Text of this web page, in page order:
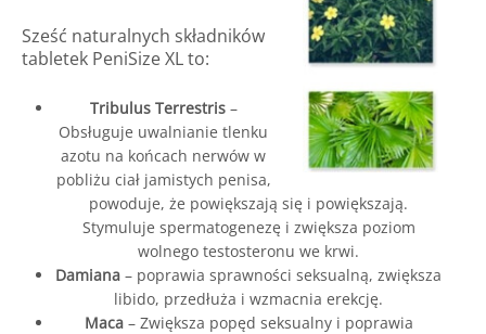
Sześć naturalnych składników
tabletek PeniSize XL to:
Tribulus Terrestris–
Obsługuje uwalnianie tlenku
azotu na końcach nerwów w
pobliżu ciał jamistych penisa,
powoduje, że powiększają się i powiększają.
Stymuluje spermatogenezę i zwiększa poziom
wolnego testosteronu we krwi.
Damiana – poprawia sprawności seksualną, zwiększa
libido, przedłuża i wzmacnia erekcję.
Maca– Zwiększa popęd seksualny i poprawia